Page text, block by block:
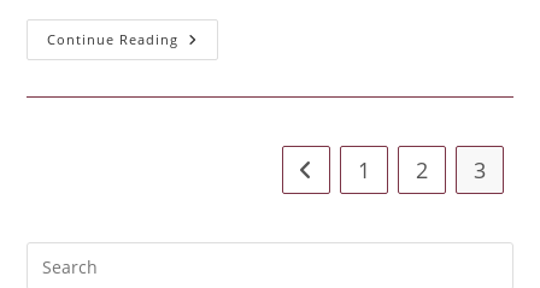
Continue Reading
1 2 3